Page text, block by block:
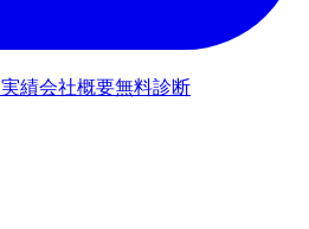
実績会社概要無料診断